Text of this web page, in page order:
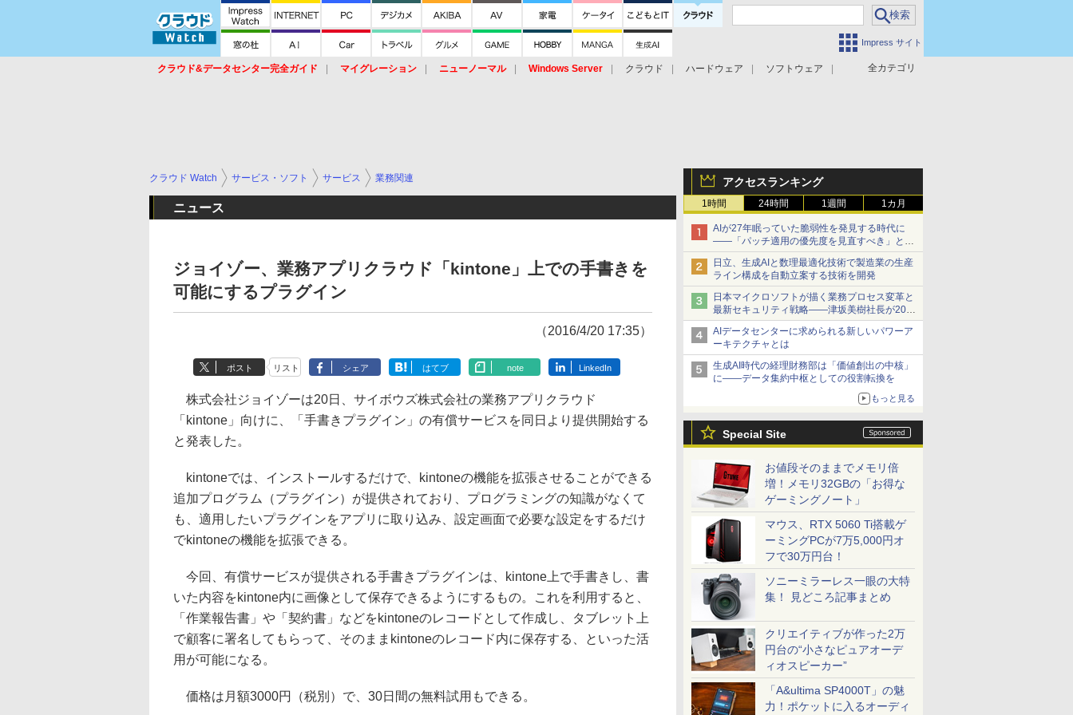
Impress サイト
全カテゴリ
クラウド&データセンター完全ガイド マイグレーション ニューノーマル Windows Server クラウド ハードウェア
ソフトウェア
アクセスランキング
1時間 24時間 1週間 1カ月
AIが27年眠っていた脆弱性を発見する時代に
――「パッチ適用の優先度を見直すべき」とセ
キュリティ専門家
日立、生成AIと数理最適化技術で製造業の生産
ライン構成を自動立案する技術を開発
日本マイクロソフトが描く業務プロセス変革と
最新セキュリティ戦略――津坂美樹社長が2027
年度戦略を説明
AIデータセンターに求められる新しいパワーア
ーキテクチャとは
生成AI時代の経理財務部は「価値創出の中核」
に――データ集約中枢としての役割転換を
もっと見る
Special Site
お値段そのままでメモリ倍
増！メモリ32GBの「お得な
ゲーミングノート」
マウス、RTX 5060 Ti搭載ゲ
ーミングPCが7万5,000円オ
フで30万円台！
ソニーミラーレス一眼の大特
集！ 見どころ記事まとめ
クリエイティブが作った2万
円台の“小さなピュアオーデ
ィオスピーカー”
「A&ultima SP4000T」の魅
力！ポケットに入るオーディ
クラウド Watch サービス・ソフト サービス 業務関連
ニュース
ジョイゾー、業務アプリクラウド「kintone」上での手書きを
可能にするプラグイン
（2016/4/20 17:35）
ポスト リスト シェア はてブ note LinkedIn
株式会社ジョイゾーは20日、サイボウズ株式会社の業務アプリクラウド
「kintone」向けに、「手書きプラグイン」の有償サービスを同日より提供開始する
と発表した。
kintoneでは、インストールするだけで、kintoneの機能を拡張させることができる
追加プログラム（プラグイン）が提供されており、プログラミングの知識がなくて
も、適用したいプラグインをアプリに取り込み、設定画面で必要な設定をするだけ
でkintoneの機能を拡張できる。
今回、有償サービスが提供される手書きプラグインは、kintone上で手書きし、書
いた内容をkintone内に画像として保存できるようにするもの。これを利用すると、
「作業報告書」や「契約書」などをkintoneのレコードとして作成し、タブレット上
で顧客に署名してもらって、そのままkintoneのレコード内に保存する、といった活
用が可能になる。
価格は月額3000円（税別）で、30日間の無料試用もできる。